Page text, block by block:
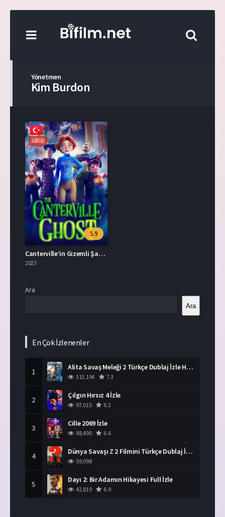
Yönetmen
Kim Burdon
1080p
5.9
Canterville’in Gizemli Şatosu Türkçe Dublaj İzle
2023
Ara
Ara
En Çok İzlenenler
1 Alita Savaş Meleği 2 Türkçe Dublaj İzle HD Film
313,194 7.3
2 Çılgın Hırsız 4 İzle
97,015 6.2
3 Cille 2069 İzle
88,490 6.6
4 Dünya Savaşı Z 2 Filmini Türkçe Dublaj İzle
59,098
5 Dayı 2: Bir Adamın Hikayesi Full İzle
42,819 6.9